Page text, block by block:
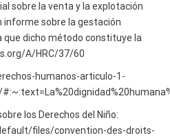
sobre la venta y la explotación
informe sobre la gestación
que dicho método constituye la
A/HRC/37/60
humanos-articulo-1-
los Derechos del Niño:
files/convention-des-droits-